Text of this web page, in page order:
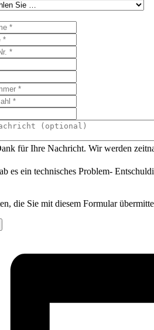
für Ihre Nachricht. Wir werden
es ein technisches Problem-
die Sie mit diesem Formular